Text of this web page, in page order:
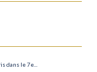
dans le 7e...